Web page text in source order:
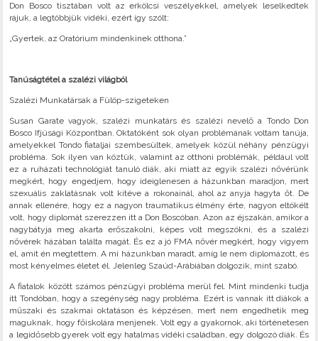
Don Bosco tisztában volt az erkölcsi veszélyekkel, amelyek leselkedtek
rájuk, a legtöbbjük vidéki, ezért így szólt:
„Gyertek, az Oratórium mindenkinek otthona.”
Tanúságtétel a szalézi világból
Szalézi Munkatársak a Fülöp-szigeteken
Susan Garate vagyok, szalézi munkatárs és szalézi nevelő a Tondo Don
Bosco Ifjúsági Központban. Oktatóként sok olyan problémának voltam tanúja,
amelyekkel Tondo fiataljai szembesültek, amelyek közül néhány pénzügyi
probléma. Sok ilyen van köztük, valamint az otthoni problémák, például volt
ez a ruházati technológiát tanuló diák, aki miatt az egyik szalézi nővérünk
megkért, hogy engedjem, hogy ideiglenesen a házunkban maradjon, mert
szexuális zaklatásnak volt kitéve a rokonainál, ahol az anyja hagyta őt. De
annak ellenére, hogy ez a nagyon traumatikus élmény érte, nagyon eltökélt
volt, hogy diplomát szerezzen itt a Don Boscóban. Azon az éjszakán, amikor a
nagybátyja meg akarta erőszakolni, képes volt megszökni, és a szalézi
nővérek házában találta magát. És ez a jó FMA nővér megkért, hogy vigyem
el, amit én megtettem. A mi házunkban maradt, amíg le nem diplomázott, és
most kényelmes életet él. Jelenleg Szaúd-Arábiában dolgozik, mint szabó.
A fiatalok között számos pénzügyi probléma merül fel. Mint mindenki tudja
itt Tondóban, hogy a szegénység nagy probléma. Ezért is vannak itt diákok a
műszaki és szakmai oktatáson és képzésen, mert nem engedhetik meg
maguknak, hogy főiskolára menjenek. Volt egy a gyakornok, aki történetesen
a legidősebb gyerek volt egy hatalmas vidéki családban, egy dolgozó diák. És